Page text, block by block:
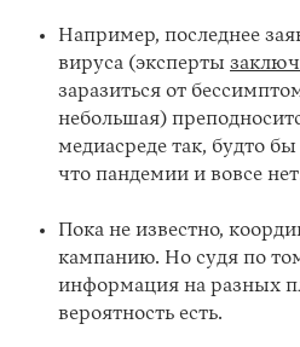
Например, последнее
вируса (эксперты
заразиться от
небольшая)
медиасреде так, будто
что пандемии и вовсе
Пока не известно,
кампанию. Но судя по
информация на разных
вероятность есть.